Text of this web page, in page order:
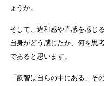
ょうか。
そして、違和感や直感を感じ
自身がどう感じたか、何を思
であると思います。
「叡智は自らの中にある」そ